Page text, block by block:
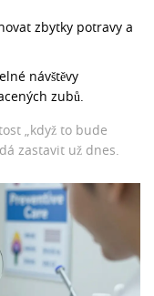
zbytky potravy a
návštěvy
zubů.
„když to bude
zastavit už dnes.